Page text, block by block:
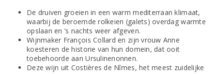
De druiven groeien in een warm mediterraan klimaat,
waarbij de beroemde rolkeien (galets) overdag warmte
opslaan en ’s nachts weer afgeven.
Wijnmaker François Collard en zijn vrouw Anne
koesteren de historie van hun domein, dat ooit
toebehoorde aan Ursulinenonnen.
Deze wijn uit Costières de Nîmes, het meest zuidelijke